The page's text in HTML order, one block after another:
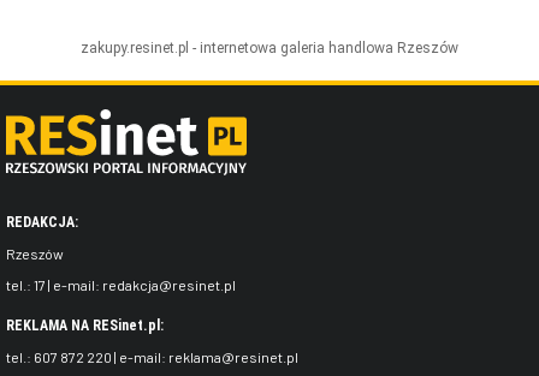
zakupy.resinet.pl - internetowa galeria handlowa Rzeszów
REDAKCJA:
Rzeszów
tel.: 17 | e-mail: redakcja@resinet.pl
REKLAMA NA RESinet.pl:
tel.: 607 872 220 | e-mail: reklama@resinet.pl